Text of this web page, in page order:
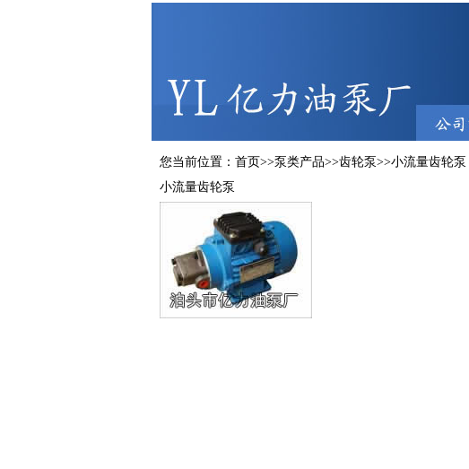
您当前位置： 首页>>泵类产品>>齿轮泵>>小流量齿轮泵
小流量齿轮泵